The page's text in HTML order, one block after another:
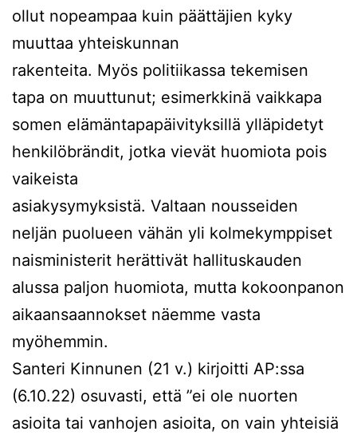
ollut nopeampaa kuin päättäjien kyky
muuttaa yhteiskunnan
rakenteita. Myös politiikassa tekemisen
tapa on muuttunut; esimerkkinä vaikkapa
somen elämäntapapäivityksillä ylläpidetyt
henkilöbrändit, jotka vievät huomiota pois
vaikeista
asiakysymyksistä. Valtaan nousseiden
neljän puolueen vähän yli kolmekymppiset
naisministerit herättivät hallituskauden
alussa paljon huomiota, mutta kokoonpanon
aikaansaannokset näemme vasta
myöhemmin.
Santeri Kinnunen (21 v.) kirjoitti AP:ssa
(6.10.22) osuvasti, että ”ei ole nuorten
asioita tai vanhojen asioita, on vain yhteisiä